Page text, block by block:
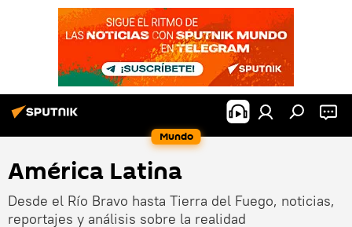
Mundo
América Latina
Desde el Río Bravo hasta Tierra del Fuego, noticias,
reportajes y análisis sobre la realidad